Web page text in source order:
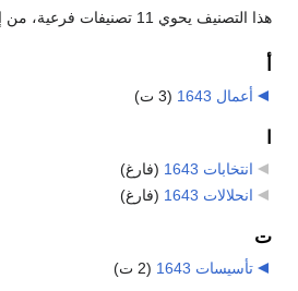
هذا التصنيف يحوي 11 تصنيفات فرعية، من إجمالي 11.
أعمال 1643 (3 ت)
انتخابات 1643
(فارغ)
انحلالات 1643
(فارغ)
ت
تأسيسات 1643 (2 ت)